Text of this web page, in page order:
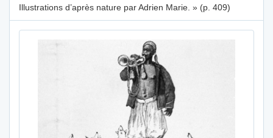
Illustrations d’après nature par Adrien Marie. » (p. 409)